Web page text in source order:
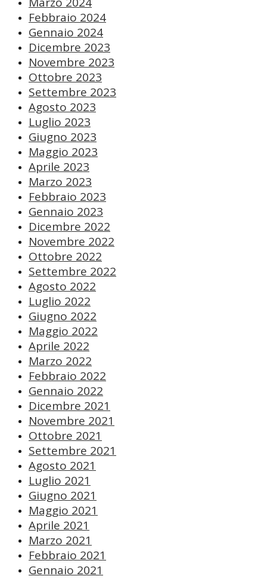
Febbraio 2024
Gennaio 2024
Dicembre 2023
Novembre 2023
Ottobre 2023
Settembre 2023
Agosto 2023
Luglio 2023
Giugno 2023
Maggio 2023
Aprile 2023
Marzo 2023
Febbraio 2023
Gennaio 2023
Dicembre 2022
Novembre 2022
Ottobre 2022
Settembre 2022
Agosto 2022
Luglio 2022
Giugno 2022
Maggio 2022
Aprile 2022
Marzo 2022
Febbraio 2022
Gennaio 2022
Dicembre 2021
Novembre 2021
Ottobre 2021
Settembre 2021
Agosto 2021
Luglio 2021
Giugno 2021
Maggio 2021
Aprile 2021
Marzo 2021
Febbraio 2021
Gennaio 2021